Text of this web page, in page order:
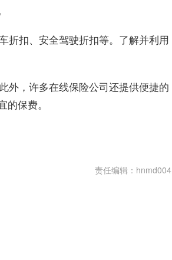
折扣、安全驾驶折扣等。了解并利用
外，许多在线保险公司还提供便捷的
保费。
责任编辑：hnmd004